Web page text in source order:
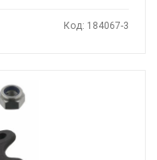
Код: 184067-3